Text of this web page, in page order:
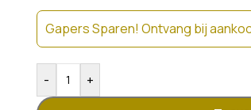
Gapers Sparen! Ontvang bij
- +